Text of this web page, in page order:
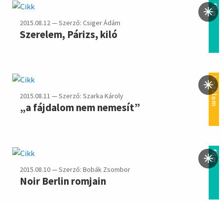
film
2015.08.12 — Szerző: Csiger Ádám
Szerelem, Párizs, kiló
irodalom
2015.08.11 — Szerző: Szarka Károly
„a fájdalom nem nemesít”
film
2015.08.10 — Szerző: Bobák Zsombor
Noir Berlin romjain